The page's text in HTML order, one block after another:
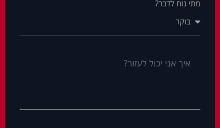
מתי נוח לדבר?